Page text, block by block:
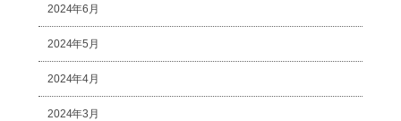
2024年6月
2024年5月
2024年4月
2024年3月